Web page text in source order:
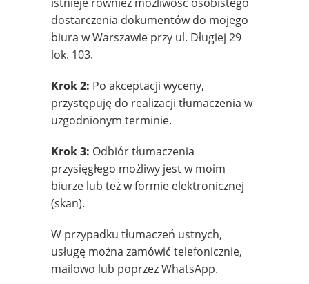
dostarczenia dokumentów do mojego
biura w Warszawie przy ul. Długiej 29
lok. 103.
Krok 2: Po akceptacji wyceny,
przystępuję do realizacji tłumaczenia w
uzgodnionym terminie.
Krok 3: Odbiór tłumaczenia
przysięgłego możliwy jest w moim
biurze lub też w formie elektronicznej
(skan).
W przypadku tłumaczeń ustnych,
usługę można zamówić telefonicznie,
mailowo lub poprzez WhatsApp.